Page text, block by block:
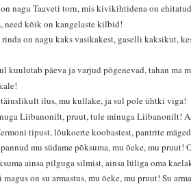
nagu Taaveti torn, mis kivikihtidena on
need kõik on kangelaste kilbid!
rinda on nagu kaks vasikakest, gaselli kaksikut,
kuulutab päeva ja varjud põgenevad, tahan ma
täiuslikult ilus, mu kullake, ja sul pole ühtki viga!
Liibanonilt, pruut, tule minuga Liibanonilt!
tipust, lõukoerte koobastest, pantrite
mu südame põksuma, mu õeke, mu pruut!
ainsa pilguga silmist, ainsa lüliga oma
on su armastus, mu õeke, mu pruut! Su